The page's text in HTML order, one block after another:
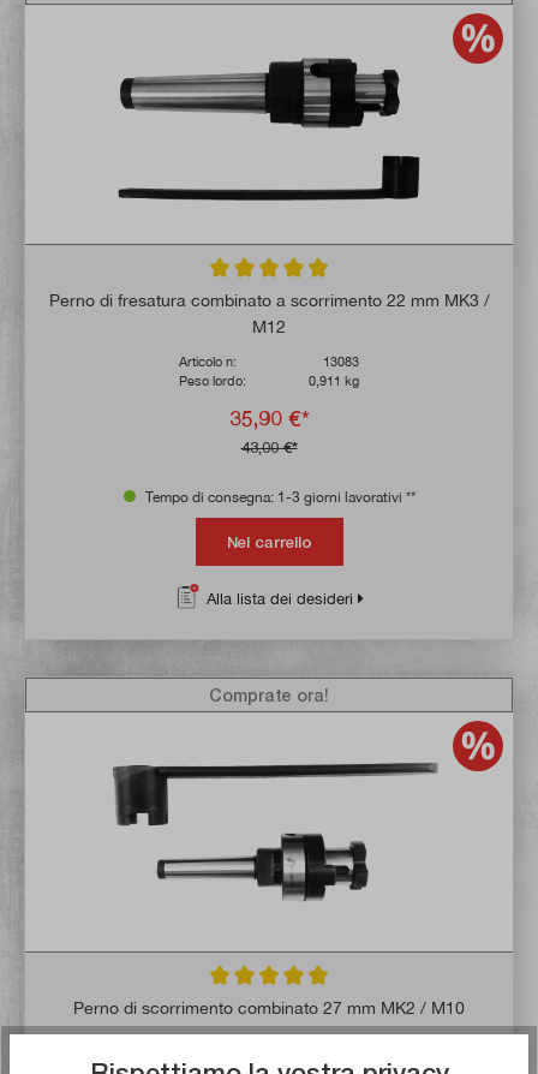
Valutazione media di 4.9 su 5 stelle
Perno di fresatura combinato a scorrimento 22 mm MK3 /
M12
Articolo n:
13083
Peso lordo:
0,911 kg
35,90 €*
43,00 €*
Tempo di consegna: 1-3 giorni lavorativi **
Nel carrello
Alla lista dei desideri
Valutazione media di 4.8 su 5 stelle
Perno di scorrimento combinato 27 mm MK2 / M10
Articolo n:
13090
Comprate ora!